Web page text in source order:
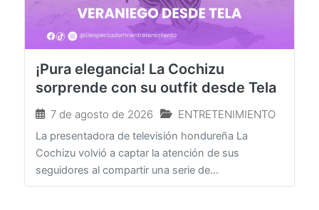
¡Pura elegancia! La Cochizu
7 de agosto de 2026 ENTRETENIMIENTO
La presentadora de televisión hondureña La
Cochizu volvió a captar la atención de sus
seguidores al compartir una serie de...